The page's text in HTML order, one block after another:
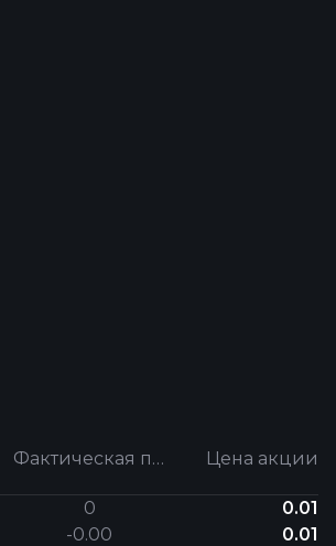
Фактическая прибыль на акцию Цена акции
0
0.01
-0.00
0.01